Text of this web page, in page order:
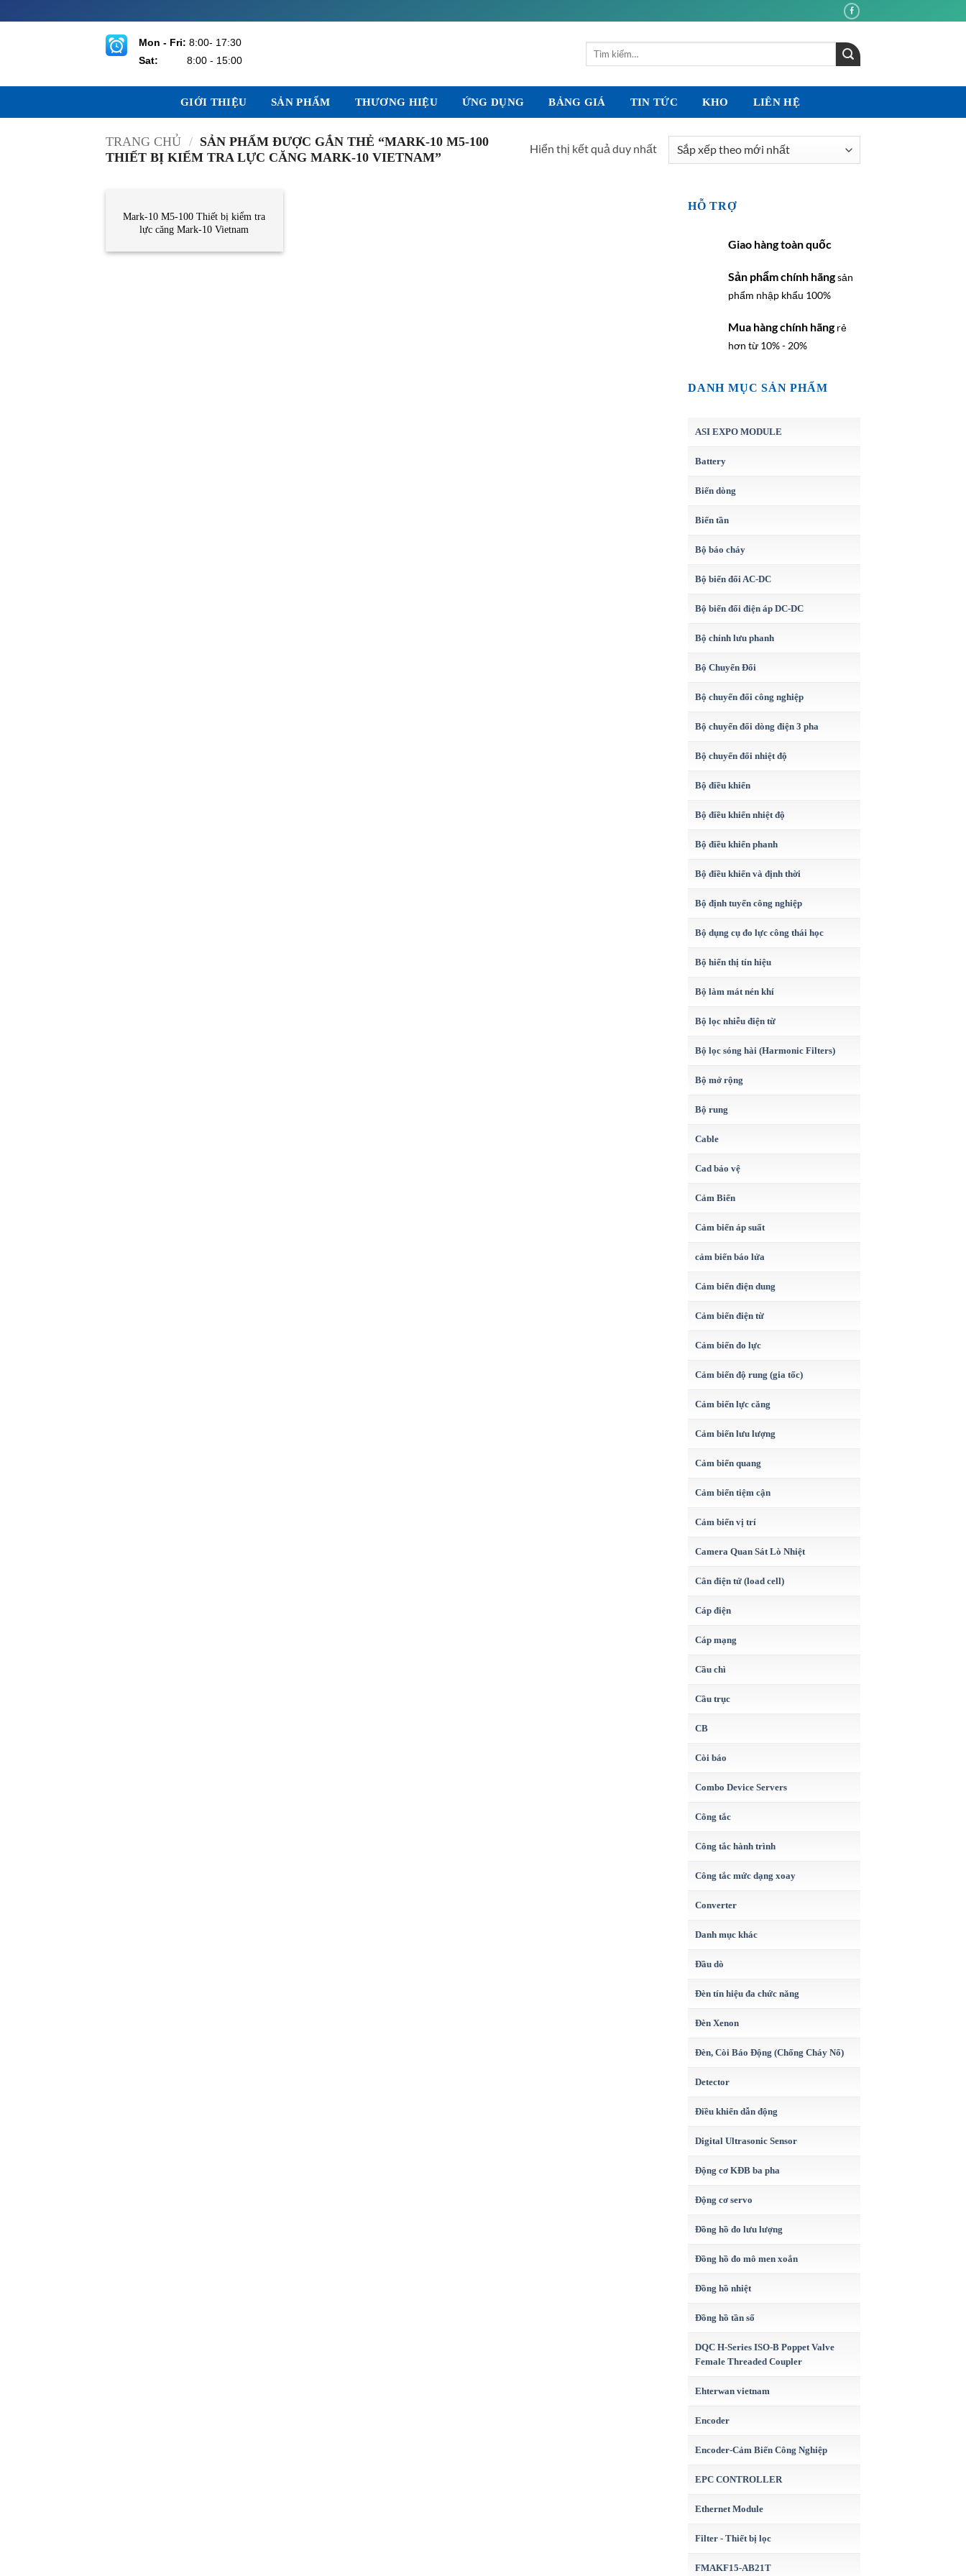
qua
Mon - Fri: 8:00- 17:30
Sat:
8:00 - 15:00
Tìm
GIỚI THIỆU SẢN PHẨM THƯƠNG HIỆU ỨNG DỤNG BẢNG GIÁ TIN TỨC KHO LIÊN HỆ
TRANG CHỦ / SẢN PHẨM ĐƯỢC GẮN THẺ “MARK-10 M5-100
THIẾT BỊ KIỂM TRA LỰC CĂNG MARK-10 VIETNAM”
Hiển thị kết quả duy nhất
Mark-10 M5-100 Thiết bị kiểm tra
lực căng Mark-10 Vietnam
HỖ TRỢ
Giao hàng toàn quốc
Sản phẩm chính hãngsản
phẩm nhập khẩu 100%
Mua hàng chính hãng rẻ
hơn từ 10% - 20%
DANH MỤC SẢN PHẨM
ASI EXPO MODULE
Battery
Biến dòng
Biến tần
Bộ báo cháy
Bộ biến đổi AC-DC
Bộ biến đổi điện áp DC-DC
Bộ chỉnh lưu phanh
Bộ Chuyển Đổi
Bộ chuyển đổi công nghiệp
Bộ chuyển đổi dòng điện 3 pha
Bộ chuyển đổi nhiệt độ
Bộ điều khiển
Bộ điều khiển nhiệt độ
Bộ điều khiển phanh
Bộ điều khiển và định thời
Bộ định tuyến công nghiệp
Bộ dụng cụ đo lực công thái học
Bộ hiển thị tín hiệu
Bộ làm mát nén khí
Bộ lọc nhiễu điện từ
Bộ lọc sóng hài (Harmonic Filters)
Bộ mở rộng
Bộ rung
Cable
Cad bảo vệ
Cảm Biến
Cảm biến áp suất
cảm biến báo lửa
Cảm biến điện dung
Cảm biến điện từ
Cảm biến đo lực
Cảm biến độ rung (gia tốc)
Cảm biến lực căng
Cảm biến lưu lượng
Cảm biến quang
Cảm biến tiệm cận
Cảm biến vị trí
Camera Quan Sát Lò Nhiệt
Cân điện tử (load cell)
Cáp điện
Cáp mạng
Cầu chì
Cầu trục
CB
Còi báo
Combo Device Servers
Công tắc
Công tắc hành trình
Công tắc mức dạng xoay
Converter
Danh mục khác
Đầu dò
Đèn tín hiệu đa chức năng
Đèn Xenon
Đèn, Còi Báo Động (Chống Cháy Nổ)
Detector
Điều khiển dẫn động
Digital Ultrasonic Sensor
Động cơ KĐB ba pha
Động cơ servo
Đồng hồ đo lưu lượng
Đồng hồ đo mô men xoắn
Đồng hồ nhiệt
Đồng hồ tần số
DQC H-Series ISO-B Poppet Valve
Female Threaded Coupler
Ehterwan vietnam
Encoder
Encoder-Cảm Biến Công Nghiệp
EPC CONTROLLER
Ethernet Module
Filter - Thiết bị lọc
FMAKF15-AB21T